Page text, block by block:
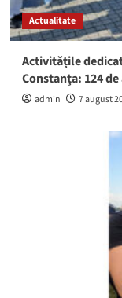
Actualitate
Activitățile
Constanța: 124
admin 7 august